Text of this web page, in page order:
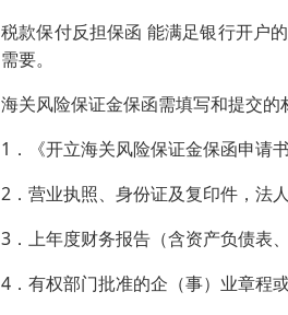
税款保付反担保函 能满足银行开户
需要。
海关风险保证金保函需填写和提交的
1．《开立海关风险保证金保函申请
2．营业执照、身份证及复印件，法
3．上年度财务报告（含资产负债表
4．有权部门批准的企（事）业章程